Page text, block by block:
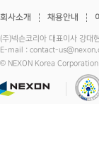
회사소개 채용안내
(주)넥슨코리아 대표이사 강
E-mail : contact-
© NEXON Korea